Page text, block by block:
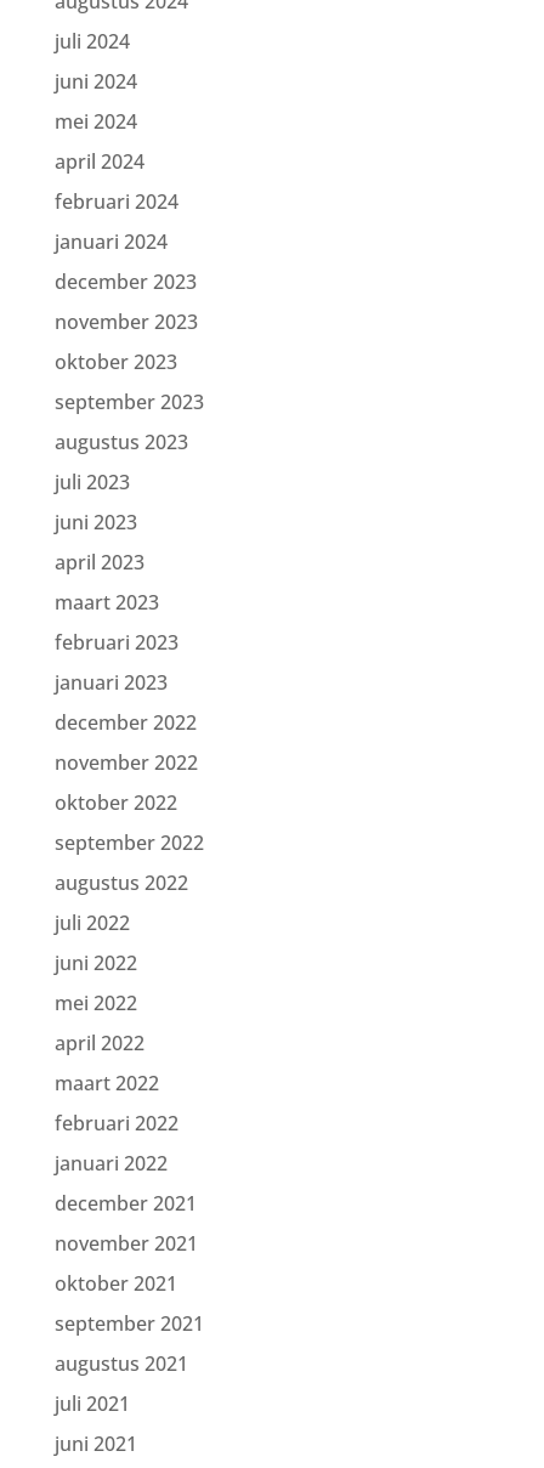
juli 2024
juni 2024
mei 2024
april 2024
februari 2024
januari 2024
december 2023
november 2023
oktober 2023
september 2023
augustus 2023
juli 2023
juni 2023
april 2023
maart 2023
februari 2023
januari 2023
december 2022
november 2022
oktober 2022
september 2022
augustus 2022
juli 2022
juni 2022
mei 2022
april 2022
maart 2022
februari 2022
januari 2022
december 2021
november 2021
oktober 2021
september 2021
augustus 2021
juli 2021
juni 2021